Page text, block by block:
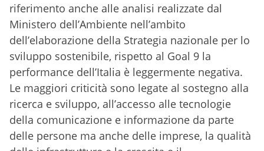
riferimento anche alle analisi realizzate dal
Ministero dell’Ambiente nell’ambito
dell’elaborazione della Strategia nazionale per lo
sviluppo sostenibile, rispetto al Goal 9 la
performance dell’Italia è leggermente negativa.
Le maggiori criticità sono legate al sostegno alla
ricerca e sviluppo, all’accesso alle tecnologie
della comunicazione e informazione da parte
delle persone ma anche delle imprese, la qualità